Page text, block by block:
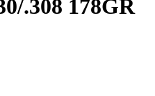
.308 178GR